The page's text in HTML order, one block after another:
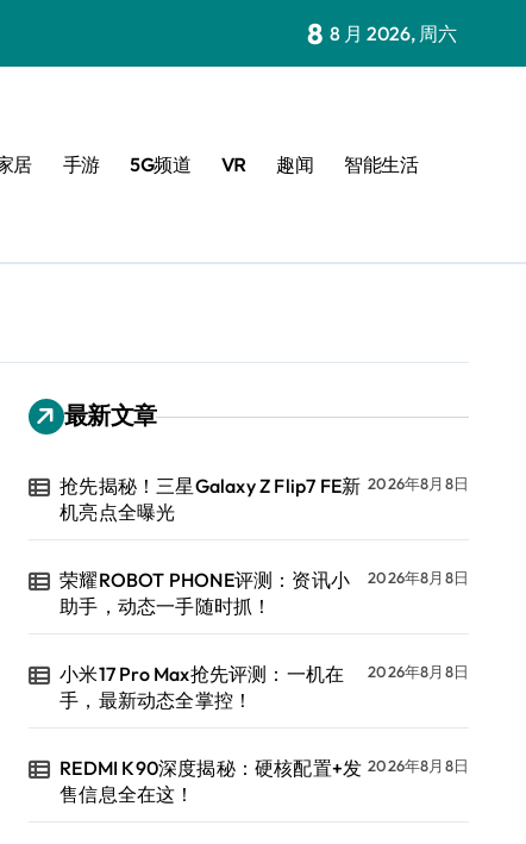
8 8 月 2026, 周六
居 手游 5G频道 VR 趣闻 智能生活
最新文章
抢先揭秘！三星Galaxy Z Flip7 FE新
机亮点全曝光
2026年8月8日
荣耀ROBOT PHONE评测：资讯小
助手，动态一手随时抓！
2026年8月8日
小米17 Pro Max抢先评测：一机在
手，最新动态全掌控！
2026年8月8日
REDMI K90深度揭秘：硬核配置+发
售信息全在这！
2026年8月8日